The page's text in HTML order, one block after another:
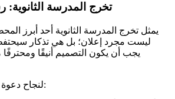
تخرج المدرسة
يمثل تخرج المدرسة الثانوية أحد أبرز
ليست مجرد إعلان؛ بل هي تذكار سيحتفظ
يجب أن يكون التصميم أنيقًا
لنجاح دعوة تخرج المدرسة الثانوية: